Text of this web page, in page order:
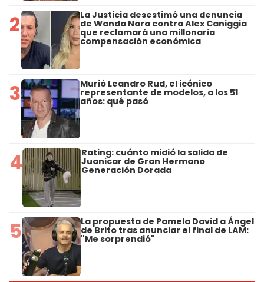
2 La Justicia desestimó una denuncia
de Wanda Nara contra Alex Caniggia
que reclamará una millonaria
compensación económica
3 Murió Leandro Rud, el icónico
representante de modelos, a los 51
años: qué pasó
4 Rating: cuánto midió la salida de
Juanicar de Gran Hermano
Generación Dorada
5 La propuesta de Pamela David a Ángel
de Brito tras anunciar el final de LAM:
"Me sorprendió"